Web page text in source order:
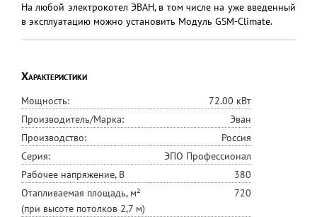
На любой электрокотел ЭВАН, в том числе на уже введенный
в эксплуатацию можно установить Модуль GSM-Climate.
Характеристики
Мощность:
72.00 кВт
Производитель/Марка:
Эван
Производство:
Россия
Серия:
ЭПО Профессионал
Рабочее напряжение, В
380
Отапливаемая площадь, м²
(при высоте потолков 2,7 м)
720